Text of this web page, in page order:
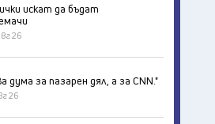
искат да бъдат
26
дума за пазарен дял, а за CNN."
26